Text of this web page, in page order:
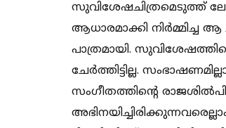
സുവിശേഷചിത്രമെടുത്ത്
ആധാരമാക്കി നിര്‍മ്മിച്ച
പാത്രമായി.
ചേര്‍ത്തിട്ടില്ല.
സംഗീതത്തിന്റെ